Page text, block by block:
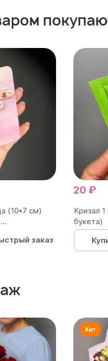
(10*7 см)
заказ
20 ₽
Кризал
букета)